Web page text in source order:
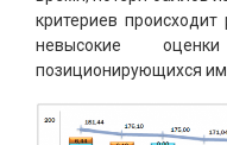
критериев
невысокие
позиционирующихся